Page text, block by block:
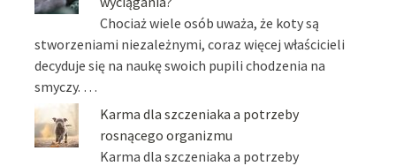
Chociaż wiele osób uważa, że koty są
stworzeniami niezależnymi, coraz więcej właścicieli
decyduje się na naukę swoich pupili chodzenia na
smyczy. …
Karma dla szczeniaka a potrzeby
rosnącego organizmu
Karma dla szczeniaka a potrzeby